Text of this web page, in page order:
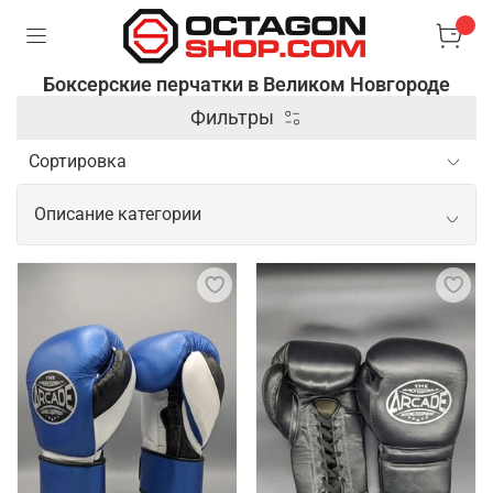
Боксерские перчатки в Великом Новгороде
Фильтры
Описание категории
Боксерские перчатки в качественном
Боксерские перчатки – специальные аксессуары,
которые используются в боксе и других
единоборствах для защиты рук и увеличения силы
ударов. Они имеют жесткую внешнюю оболочку и
мягкую подкладку, чтобы обеспечить комфорт и
защитить костяшки пальцев и суставы от